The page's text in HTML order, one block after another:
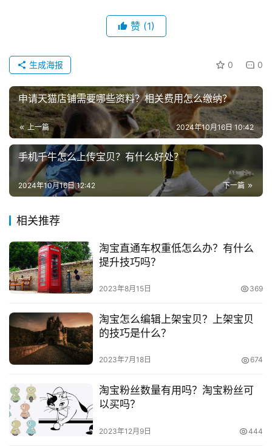
页
小
本
创
业
兼
职
项
电
商
创
业
创
业
项
目
视
频
号
投稿
一般找淘宝美工合作有两种方式，一是美工包月，
把店铺装修按月外包给美工来做，一般根据设计的水平高
低，价格也是不同的，大约是在3000到5000之间;二是单
项订制，根据产品要求，单独设计几款首页或者宝贝详情
页，按照单项设计收费，一个单项设计也大约在几百到上千
不等。
店铺怎么样装修?
首先需要做的就是制作店招，店招位于店铺的顶
端。填好标题，生成图片，并保存。在装修页面选中店招的
部分，单击“编辑”，上传已经制作好的图片，上传完毕，单
格。模块确定后，再点击“布局管理”，一些布局单元可以随
意调换位置，另外，还可以选择性添加布局单元。
然后就进入自定义编辑阶段了，具体而言，就是指
店铺产品的分类管理和装修。在自定义内容区，点击“编
辑”，再点击“源码”图标，在找到“免费淘宝模板代码”，把代
码复制粘贴到相应的区域，接着就是要在模板上添加宝贝的
图片和信息了。
如果店铺装修按月外包给美工来做一般根据设计的
水平高低，价格也是不同的大约是在3000到5000之间。
推荐阅读：
赞 (1)
0 0
生成海报
申请天猫店铺需要哪些资料？相关费用怎么缴纳？
上一篇 2024年10月16日 10:42
手机千牛怎么上传宝贝？有什么好处？
下一篇
2024年10月16日 12:42
相关推荐
淘宝直通车权重低怎么办？有什么
提升技巧吗？
2023年8月15日 369
淘宝怎么编辑上架宝贝？上架宝贝
的技巧是什么？
2023年7月18日 674
淘宝粉丝数量有用吗？淘宝粉丝可
以买吗？
2023年12月9日 444